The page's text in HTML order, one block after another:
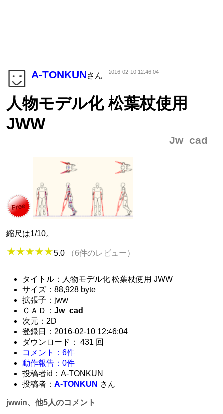
A-TONKUNさん 2016-02-10 12:46:04
人物モデル化 松葉杖使用
JWW
Jw_cad
縮尺は1/10。
5.0 （6件のレビュー）
タイトル：人物モデル化 松葉杖使用 JWW
サイズ：88,928 byte
拡張子：jww
ＣＡＤ：Jw_cad
次元：2D
登録日：2016-02-10 12:46:04
ダウンロード： 431 回
コメント：6件
動作報告：0件
投稿者id：A-TONKUN
投稿者：A-TONKUN さん
jwwin、他5人のコメント